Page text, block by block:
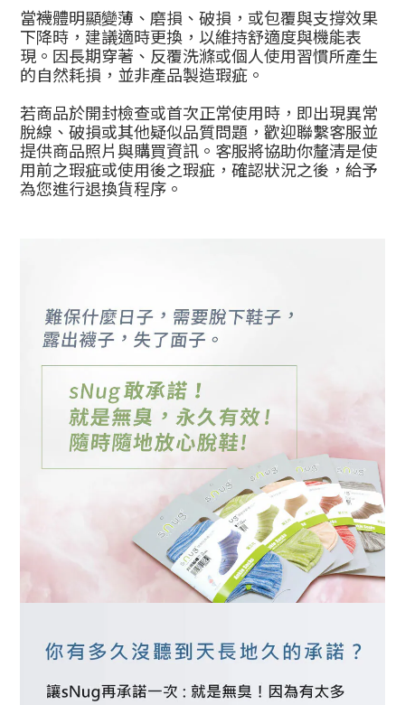
當襪體明顯變薄、磨損、破損，或包覆與支撐效果
下降時，建議適時更換，以維持舒適度與機能表
現。因長期穿著、反覆洗滌或個人使用習慣所產生
的自然耗損，並非產品製造瑕疵。
若商品於開封檢查或首次正常使用時，即出現異常
脫線、破損或其他疑似品質問題，歡迎聯繫客服並
提供商品照片與購買資訊。客服將協助你釐清是使
用前之瑕疵或使用後之瑕疵，確認狀況之後，給予
為您進行退換貨程序。